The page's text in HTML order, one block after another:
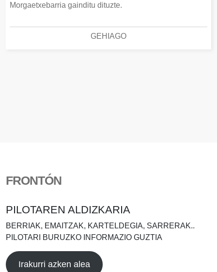
Morgaetxebarria gainditu dituzte.
GEHIAGO
FRONTÓN
PILOTAREN ALDIZKARIA
BERRIAK, EMAITZAK, KARTELDEGIA, SARRERAK..
PILOTARI BURUZKO INFORMAZIO GUZTIA
Irakurri azken alea